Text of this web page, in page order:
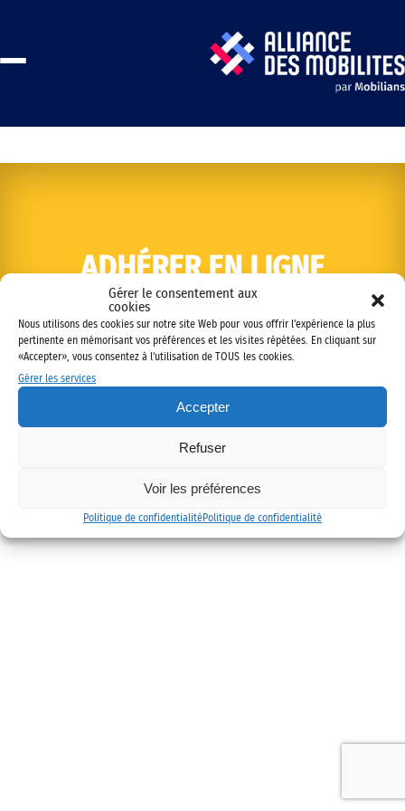
Gérer le consentement aux
cookies
Nous utilisons des cookies sur notre site Web pour vous offrir l'expérience la plus
pertinente en mémorisant vos préférences et les visites répétées. En cliquant sur
«Accepter», vous consentez à l'utilisation de TOUS les cookies.
Gérer les services
Accepter
Refuser
Voir les préférences
Politique de confidentialitéPolitique de confidentialité
ADHÉRER EN LIGNE
Copyright © 2022 Alliance des mobilités
Mentions légales Politique de confidentialité Contact